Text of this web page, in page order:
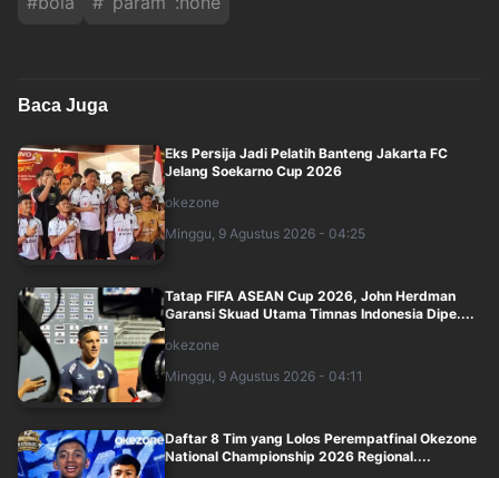
Baca Juga
Eks Persija Jadi Pelatih Banteng Jakarta FC
Jelang Soekarno Cup 2026
okezone
Minggu, 9 Agustus 2026 - 04:25
Tatap FIFA ASEAN Cup 2026, John Herdman
Garansi Skuad Utama Timnas Indonesia Dipe....
okezone
Minggu, 9 Agustus 2026 - 04:11
Daftar 8 Tim yang Lolos Perempatfinal Okezone
National Championship 2026 Regional....